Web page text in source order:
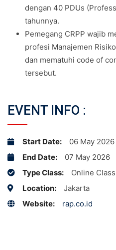
dengan 40 PDUs
tahunnya.
Pemegang CRPP wajib
profesi Manajemen
dan mematuhi code of
tersebut.
EVENT INFO :
Start Date:
06 May 2026
End Date:
07 May 2026
Type Class:
Online Class
Location:
Jakarta
Website:
rap.co.id